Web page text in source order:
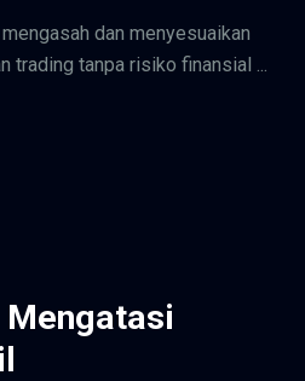
dan menyesuaikan
trading tanpa risiko finansial ...